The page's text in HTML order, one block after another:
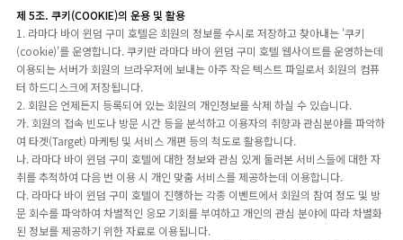
제 5조. 쿠키(COOKIE)의 운용 및 활용
1. 라마다 바이 윈덤 구미 호텔은 회원의 정보를 수시로 저장하고 찾아내는 '쿠키
(cookie)'를 운영합니다. 쿠키란 라마다 바이 윈덤 구미 호텔 웹사이트를 운영하는데
이용되는 서버가 회원의 브라우저에 보내는 아주 작은 텍스트 파일로서 회원의 컴퓨
터 하드디스크에 저장됩니다.
2. 회원은 언제든지 등록되어 있는 회원의 개인정보를 삭제 하실 수 있습니다.
가. 회원의 접속 빈도나 방문 시간 등을 분석하고 이용자의 취향과 관심분야를 파악하
여 타겟(Target) 마케팅 및 서비스 개편 등의 척도로 활용합니다.
나. 라마다 바이 윈덤 구미 호텔에 대한 정보와 관심 있게 둘러본 서비스들에 대한 자
취를 추적하여 다음 번 이용 시 개인 맞춤 서비스를 제공하는데 이용합니다.
다. 라마다 바이 윈덤 구미 호텔이 진행하는 각종 이벤트에서 회원의 참여 정도 및 방
문 회수를 파악하여 차별적인 응모 기회를 부여하고 개인의 관심 분야에 따라 차별화
된 정보를 제공하기 위한 자료로 이용됩니다.